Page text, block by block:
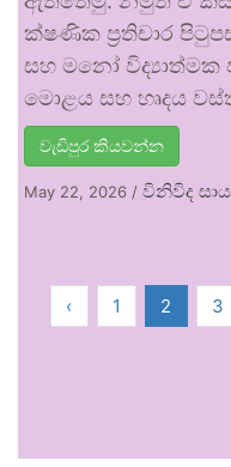
ක්ෂණික ප්‍රතිචාර
සහ මනෝ විද්‍යාත්මක
මොළය සහ හෘදය
වැඩිපුර කියවන්න
May 22, 2026 / විනිවිද
‹ 1 2 3